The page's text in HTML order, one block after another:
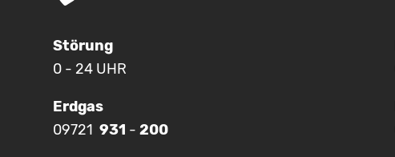
Störung
0 - 24 UHR
Erdgas
09721 931 -200